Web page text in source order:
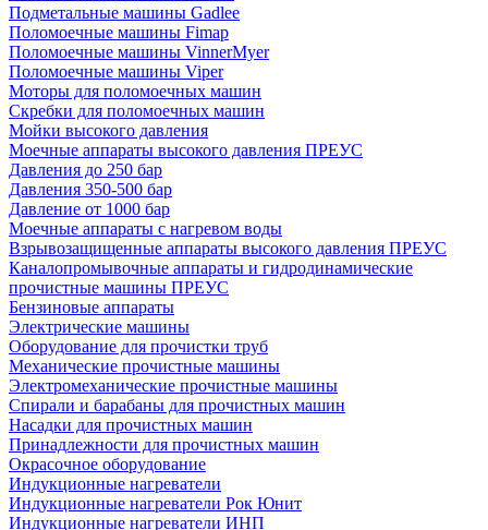
Подметальные машины Gadlee
Поломоечные машины Fimap
Поломоечные машины VinnerMyer
Поломоечные машины Viper
Моторы для поломоечных машин
Скребки для поломоечных машин
Мойки высокого давления
Моечные аппараты высокого давления ПРЕУС
Давления до 250 бар
Давления 350-500 бар
Давление от 1000 бар
Моечные аппараты с нагревом воды
Взрывозащищенные аппараты высокого давления ПРЕУС
Каналопромывочные аппараты и гидродинамические
прочистные машины ПРЕУС
Бензиновые аппараты
Электрические машины
Оборудование для прочистки труб
Механические прочистные машины
Электромеханические прочистные машины
Спирали и барабаны для прочистных машин
Насадки для прочистных машин
Принадлежности для прочистных машин
Окрасочное оборудование
Индукционные нагреватели
Индукционные нагреватели Рок Юнит
Индукционные нагреватели ИНП